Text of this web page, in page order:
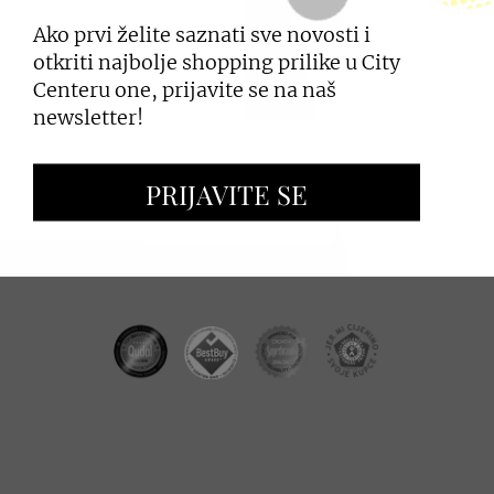
PRIJAVI SE
ZAKUP PROSTORA
OGLAŠAVANJE I PROMOCIJE
Ako prvi želite saznati sve novosti i
otkriti najbolje shopping prilike u City
Centeru one, prijavite se na naš
newsletter!
PRIJAVITE SE